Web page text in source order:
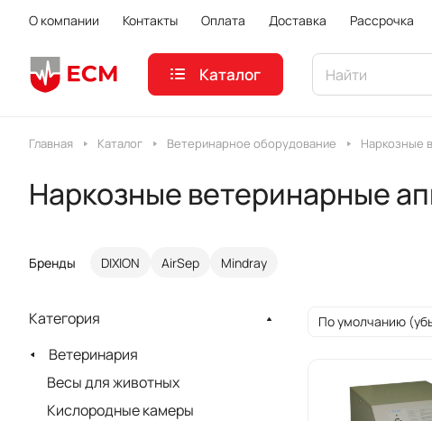
О компании Контакты Оплата Доставка Рассрочка
Каталог
Главная Каталог Ветеринарное оборудование Наркозные
Наркозные ветеринарные
Бренды DIXION AirSep Mindray
По умолчанию
Категория
Ветеринария
Весы для животных
Кислородные камеры